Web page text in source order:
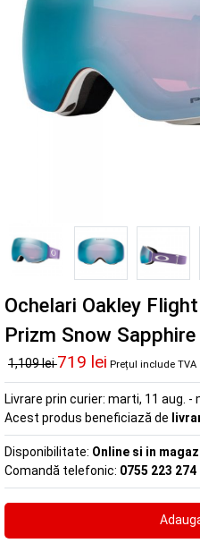
Ochelari Oakley
Prizm Snow
1,109 lei719 lei Prețul include TVA
Livrare prin curier: marti, 11 aug. -
Acest produs beneficiază de
Disponibilitate: Online si in
Comandă telefonic: 0755 223 274